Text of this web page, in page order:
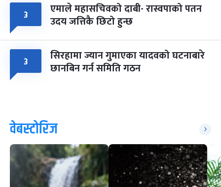
३ एमाले महासचिवको दाबी- रास्वपाको पतन
उदय जत्तिकै छिटो हुन्छ
३ सिरहामा ज्यान गुमाएका यादवको घटनाबारे
छानबिन गर्न समिति गठन
वेबस्टोरिज